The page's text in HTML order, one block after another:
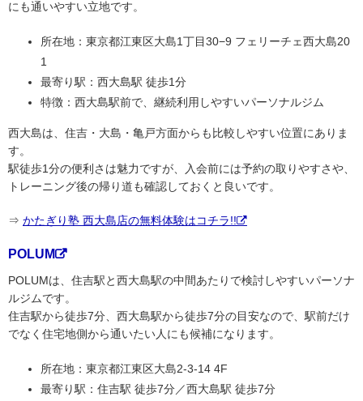
にも通いやすい立地です。
所在地：東京都江東区大島1丁目30−9 フェリーチェ西大島20
1
最寄り駅：西大島駅 徒歩1分
特徴：西大島駅前で、継続利用しやすいパーソナルジム
西大島は、住吉・大島・亀戸方面からも比較しやすい位置にありま
す。
駅徒歩1分の便利さは魅力ですが、入会前には予約の取りやすさや、
トレーニング後の帰り道も確認しておくと良いです。
⇒ かたぎり塾 西大島店の無料体験はコチラ!!
POLUM
POLUMは、住吉駅と西大島駅の中間あたりで検討しやすいパーソナ
ルジムです。
住吉駅から徒歩7分、西大島駅から徒歩7分の目安なので、駅前だけ
でなく住宅地側から通いたい人にも候補になります。
所在地：東京都江東区大島2-3-14 4F
最寄り駅：住吉駅 徒歩7分／西大島駅 徒歩7分